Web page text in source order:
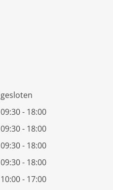
gesloten
09:30 - 18:00
09:30 - 18:00
09:30 - 18:00
09:30 - 18:00
10:00 - 17:00